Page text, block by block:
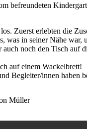
befreundeten
Zuerst erlebten die
in seiner Nähe
noch den Tisch
auf einem Wackelbrett!
Begleiter/innen haben
Müller